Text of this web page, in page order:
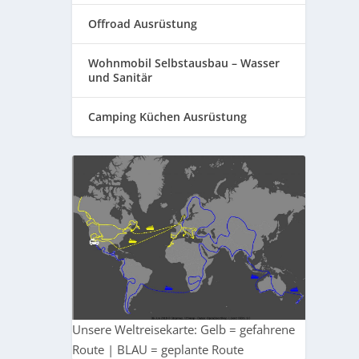
Offroad Ausrüstung
Wohnmobil Selbstausbau – Wasser
und Sanitär
Camping Küchen Ausrüstung
Unsere Weltreisekarte: Gelb = gefahrene
Route | BLAU = geplante Route